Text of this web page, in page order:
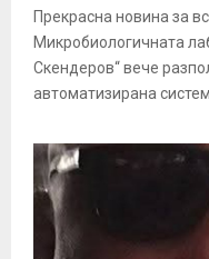
UПрекрасна новина за
Микробиологичната
Скендеров“ вече
автоматизирана